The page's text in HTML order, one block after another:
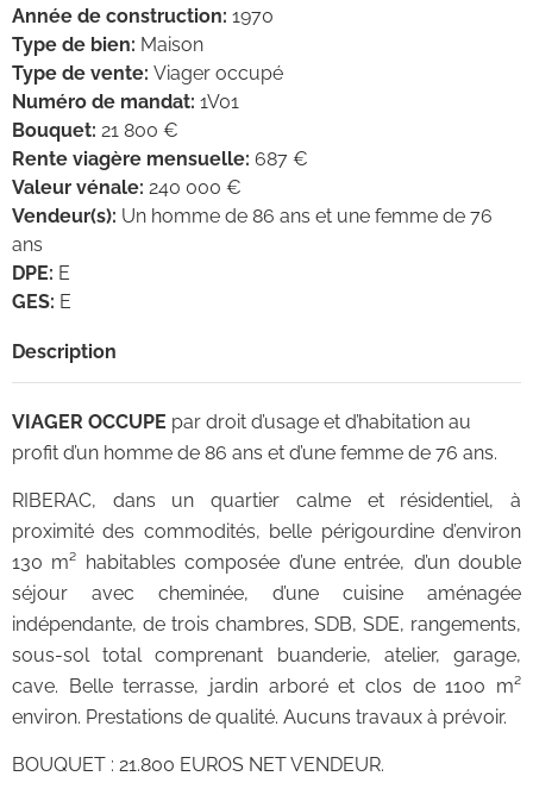
Année de construction: 1970
Type de bien: Maison
Type de vente: Viager occupé
Numéro de mandat: 1V01
Bouquet: 21 800 €
Rente viagère mensuelle: 687 €
Valeur vénale: 240 000 €
Vendeur(s): Un homme de 86 ans et une femme de 76
ans
DPE: E
GES: E
Description
VIAGER OCCUPE par droit d’usage et d’habitation au
profit d’un homme de 86 ans et d’une femme de 76 ans.
RIBERAC, dans un quartier calme et résidentiel, à
proximité des commodités, belle périgourdine d’environ
130 m² habitables composée d’une entrée, d’un double
séjour avec cheminée, d’une cuisine aménagée
indépendante, de trois chambres, SDB, SDE, rangements,
sous-sol total comprenant buanderie, atelier, garage,
cave. Belle terrasse, jardin arboré et clos de 1100 m²
environ. Prestations de qualité. Aucuns travaux à prévoir.
BOUQUET : 21.800 EUROS NET VENDEUR.